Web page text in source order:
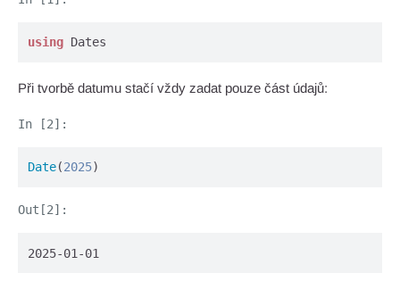
using Dates
Při tvorbě datumu stačí vždy zadat pouze část údajů:
Date(2025)
2025-01-01